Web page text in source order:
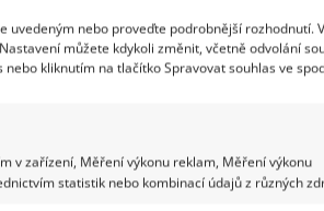
uvedeným nebo proveďte podrobnější rozhodnutí.
můžete kdykoli změnit, včetně odvolání
kliknutím na tlačítko Spravovat souhlas ve
v zařízení, Měření výkonu reklam, Měření výkonu
statistik nebo kombinací údajů z různých
do misky. Vložte do ní